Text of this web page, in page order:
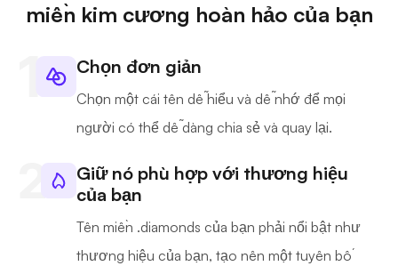
miền kim cương hoàn hảo của bạn
Chọn đơn giản
Chọn một cái tên dễ hiểu và dễ nhớ để mọi
người có thể dễ dàng chia sẻ và quay lại.
Giữ nó phù hợp với thương hiệu
của bạn
Tên miền .diamonds của bạn phải nổi bật như
thương hiệu của bạn, tạo nên một tuyên bố